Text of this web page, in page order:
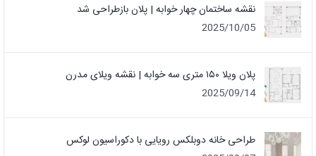
نقشه ساختمان چهار خوابه | پلان بازطراحی شد
2025/10/05
پلان ویلا ۱۵۰ متری سه خوابه | نقشه ویلای مدرن
2025/09/14
طراحی خانه دوبلکس رویایی با دکوراسیون لوکس